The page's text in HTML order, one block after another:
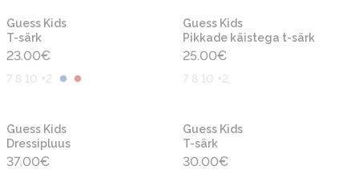
Guess Kids
T-särk
23.00€
7 8 10 +2
Guess Kids
Pikkade käistega t-särk
25.00€
7 8 10 +2
Guess Kids
Dressipluus
37.00€
Guess Kids
T-särk
30.00€